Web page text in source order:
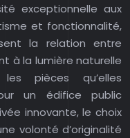
exceptionnelle aux
et fonctionnalité,
la relation entre
à la lumière naturelle
pièces qu’elles
un édifice public
innovante, le choix
volonté d’originalité